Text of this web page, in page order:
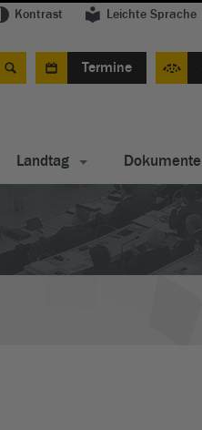
Kontrast Leichte Sprache
Termine
Landtag Dokumente